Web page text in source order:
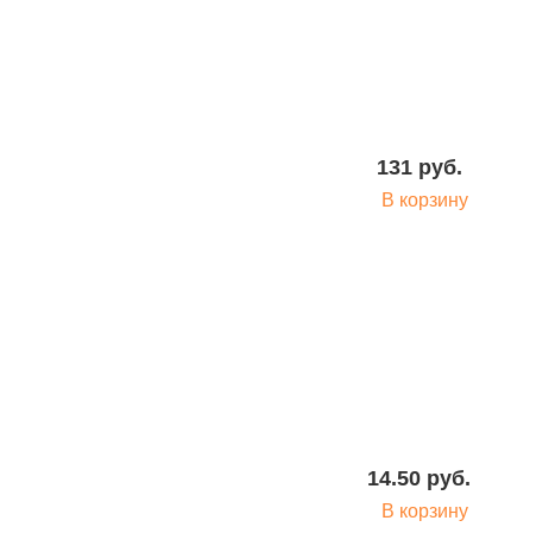
131 руб.
В корзину
14.50 руб.
В корзину